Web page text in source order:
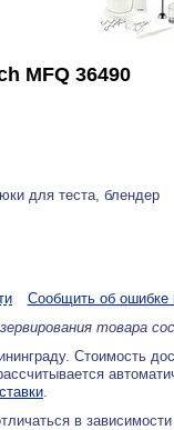
MFQ 36490
для теста, блендер
Сообщить об ошибке
товара
Стоимость
.
в